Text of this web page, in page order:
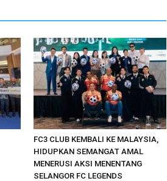
FC3 CLUB KEMBALI KE MALAYSIA,
HIDUPKAN SEMANGAT AMAL
MENERUSI AKSI MENENTANG
SELANGOR FC LEGENDS